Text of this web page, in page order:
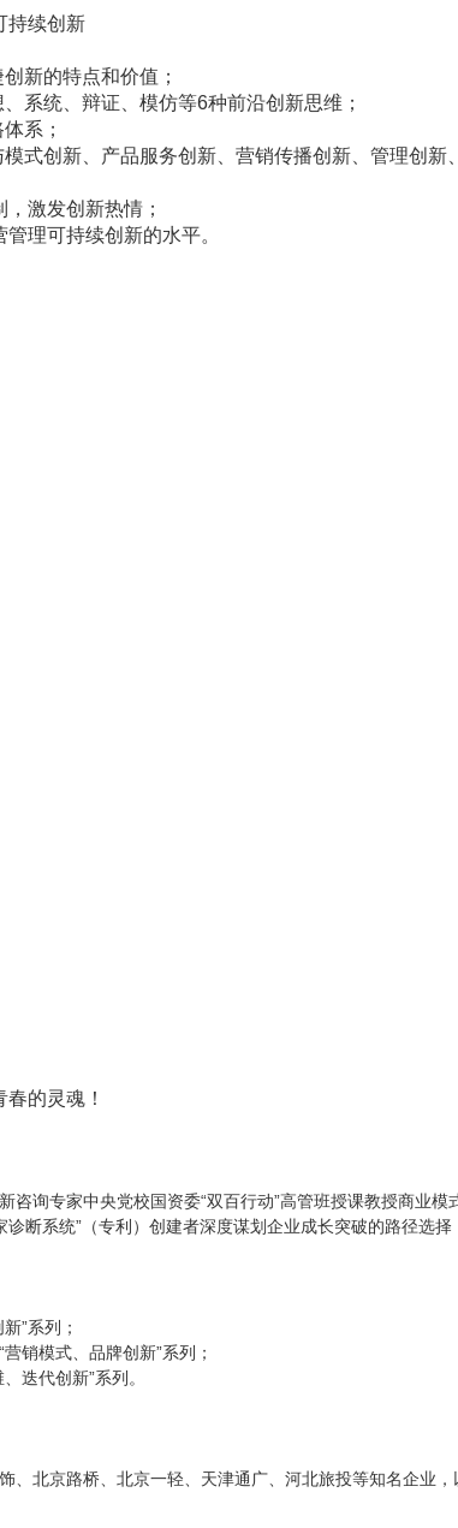
持续创新
新的特点和价值；
系统、辩证、模仿等6种前沿创新思维；
系；
式创新、产品服务创新、营销传播创新、管理创新
激发创新热情；
理可持续创新的水平。
的灵魂！
询专家中央党校国资委“双百行动”高管班授课教授商业模
断系统”（专利）创建者深度谋划企业成长突破的路径选择
”系列；
销模式、品牌创新”系列；
迭代创新”系列。
、北京路桥、北京一轻、天津通广、河北旅投等知名企业，